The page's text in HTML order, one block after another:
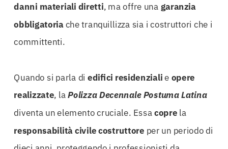
danni materiali diretti, ma offre una garanzia
obbligatoriache tranquillizza sia i costruttori che i
committenti.
Quando si parla di edifici residenzialie opere
realizzate, laPolizza Decennale Postuma Latina
diventa un elemento cruciale. Essacopre la
responsabilità civile costruttore per un periodo di